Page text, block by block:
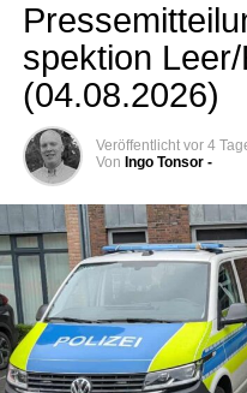
spek­ti­on
(04.08.2026)
Veröffentlicht vor 4
Von Ingo Tonsor -